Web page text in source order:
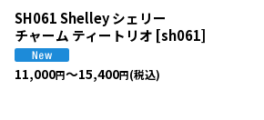
SH061 Shelley シェリー
チャーム ティートリオ [sh061]
11,000円～15,400円(税込)